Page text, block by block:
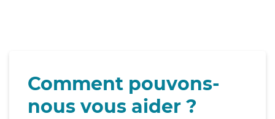
Comment pouvons-
nous vous aider ?